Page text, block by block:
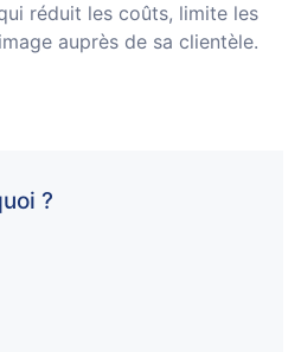
réduit les coûts, limite les
auprès de sa clientèle.
?